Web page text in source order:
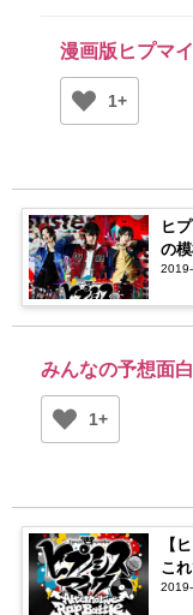
漫画版ヒプマ
1+
ヒ
の
みんなの予想面
1+
【
こ